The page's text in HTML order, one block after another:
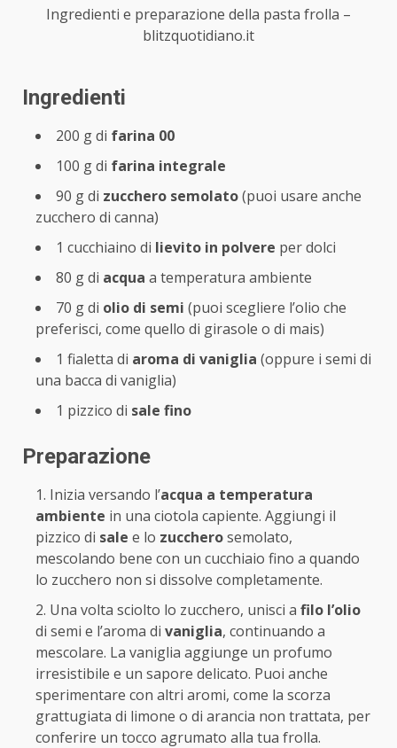
Ingredienti e preparazione della pasta frolla –
blitzquotidiano.it
Ingredienti
200 g di farina 00
100 g di farina integrale
90 g di zucchero semolato(puoi usare anche
zucchero di canna)
1 cucchiaino di lievito in polvere per dolci
80 g di acqua a temperatura ambiente
70 g di olio di semi (puoi scegliere l’olio che
preferisci, come quello di girasole o di mais)
1 fialetta di aroma di vaniglia (oppure i semi di
una bacca di vaniglia)
1 pizzico di sale fino
Preparazione
Inizia versando l’acqua a temperatura
ambiente in una ciotola capiente. Aggiungi il
pizzico di sale e lo zuccherosemolato,
mescolando bene con un cucchiaio fino a quando
lo zucchero non si dissolve completamente.
Una volta sciolto lo zucchero, unisci a filo l’olio
di semi e l’aroma di vaniglia, continuando a
mescolare. La vaniglia aggiunge un profumo
irresistibile e un sapore delicato. Puoi anche
sperimentare con altri aromi, come la scorza
grattugiata di limone o di arancia non trattata, per
conferire un tocco agrumato alla tua frolla.